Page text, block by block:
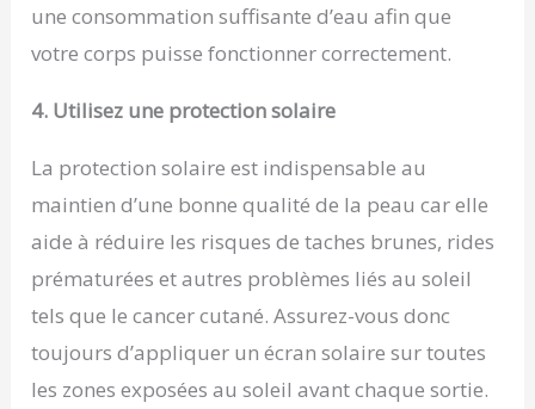
une consommation suffisante d’eau afin que
votre corps puisse fonctionner correctement.
4. Utilisez une protection solaire
La protection solaire est indispensable au
maintien d’une bonne qualité de la peau car elle
aide à réduire les risques de taches brunes, rides
prématurées et autres problèmes liés au soleil
tels que le cancer cutané. Assurez-vous donc
toujours d’appliquer un écran solaire sur toutes
les zones exposées au soleil avant chaque sortie.